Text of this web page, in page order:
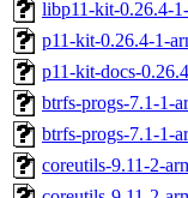
libp11-kit-0.26.4-
p11-kit-0.26.4-1-
p11-kit-docs-
btrfs-progs-7.1-1-
btrfs-progs-7.1-1-
coreutils-9.11-2-